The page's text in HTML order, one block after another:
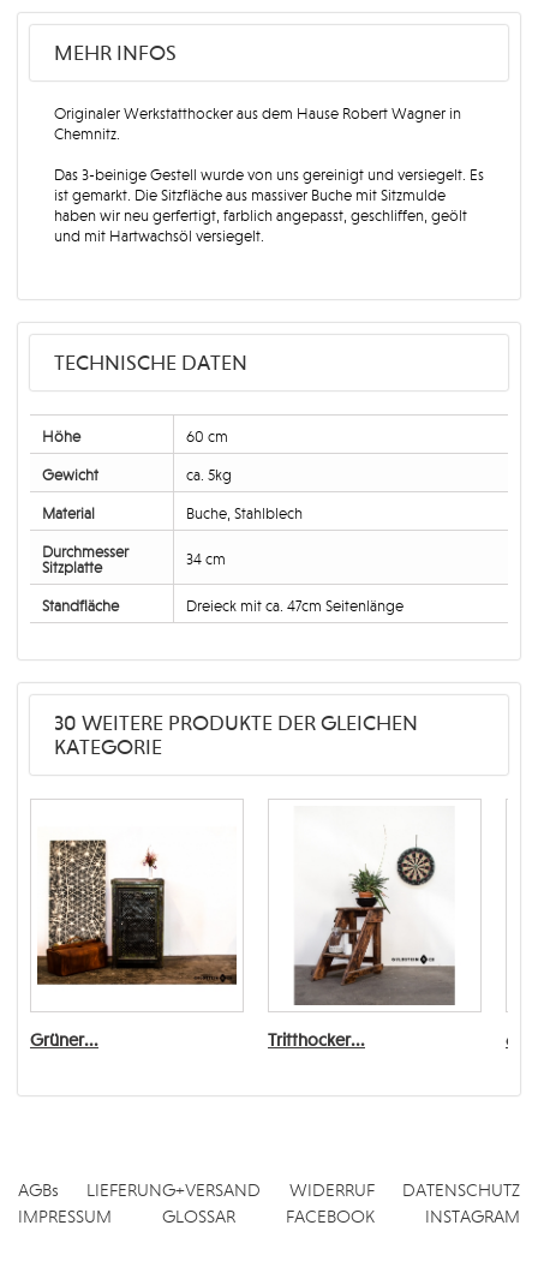
MEHR INFOS
Originaler Werkstatthocker aus dem Hause Robert Wagner in
Chemnitz.
Das 3-beinige Gestell wurde von uns gereinigt und versiegelt. Es
ist gemarkt. Die Sitzfläche aus massiver Buche mit Sitzmulde
haben wir neu gerfertigt, farblich angepasst, geschliffen, geölt
und mit Hartwachsöl versiegelt.
TECHNISCHE DATEN
Höhe 60 cm
Gewicht ca. 5kg
Material Buche, Stahlblech
Durchmesser
Sitzplatte
34 cm
Standfläche Dreieck mit ca. 47cm Seitenlänge
30 WEITERE PRODUKTE DER GLEICHEN
KATEGORIE
Grüner... Tritthocker... 6er
AGBs LIEFERUNG+VERSAND WIDERRUF
DATENSCHUTZ
IMPRESSUM
GLOSSAR FACEBOOK INSTAGRAM